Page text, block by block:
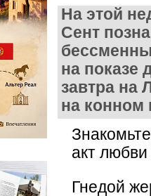
На этой
Сент
на показе
завтра на
на
акт любви
Гнедой